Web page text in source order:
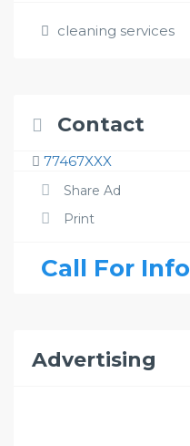
cleaning services
Contact
77467XXX
Share Ad
Print
Call For Info
Advertising